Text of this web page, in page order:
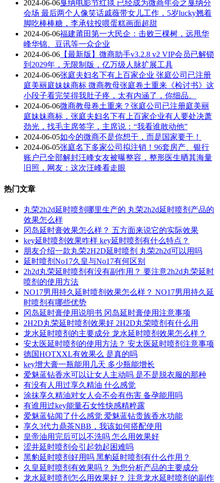
2024-06-06戛纳电影节红毯 已经成为微商年会之戛纳分
会场 最后两个人像笑话戚薇带女儿工作，5岁lucky翘着
脚吃棒棒糖，李承铉投喂蛋糕画面超甜
2024-06-06福建莆田第一大民企：击败三棵树，远甩华
峰华锦、豆讯等一众企业
2024-06-06 【最新版】微商助手v3.2.8 v2 VIP会员已解锁
到2029年，无限制版，亿万级人脉扩展工具
2024-06-06张庭夫妇名下有上百家企业 张庭公司已注册
庭美丽庭妹妹商标 微商教母张庭卷土重来《检讨书》这
小段子看完笑得我肚子疼，太有内涵了，你细品。
2024-06-06微商教母卷土重来？张庭公司已注册庭美丽
庭妹妹商标，张庭夫妇名下有上百家企业有人要处决萧
劲光，找毛主席签字，主席说：“我看谁敢动他”
2024-06-05如今的微商不是你想干，而是国家要干！
2024-06-05张庭名下多家公司拟注销！96套房产、银行
账户已全部解封汪峰女友被曝整容，整形医生晒其海量
旧照，网友：这次汪峰看走眼
热门文章
丸荣2h2d延时喷剂哪里生产的 丸荣2h2d延时喷剂产品的
效果怎么样
冈岛延时膏效果怎么样？ 五方面来说它的实际效果
key延时喷剂效果咋样 key延时喷剂有什么特点？
朋友介绍一款丸荣2H2D延时喷剂 丸荣2h2d可以用吗
延时喷剂No17久皇与No17有何区别
2h2d丸荣延时喷剂有没有副作用？ 要注意2h2d丸荣延时
喷剂的使用方法
NO17男用持久延时喷剂效果怎么样？ NO17男用持久延
时喷剂有哪些优势
冈岛延时膏使用说明书 冈岛延时膏使用注意事项
2H2D丸荣延时喷剂效果好 2H2D丸荣喷剂有什么用
龙水延时喷剂的主要成分 龙水延时喷剂效果怎么样？
安太医延时喷剂的使用方法？ 安太医延时喷剂注意事项
德国HOTXXL有效果么 是真的吗
key增大膏一瓶能用几天 多少瓶能增长
爱魅蓝钻香水可以让女人主动吗 是不是脱衣服的那种
有没有人用过享久精油 什么感觉
涂抹享久精油对女人会不会有伤害 备孕能用吗
有谁用过key能量石女性快感精粹露
爱魅蓝钻闻了什么感觉 爱魅蓝钻贵族香水功能
享久3代力鼎茶NBB，我该如何搭配使用
皇帝油用完后可以不洗吗 怎么用效果好
涩井延时喷剂会引起勃起困难吗
黑豹延时喷剂好用吗 黑豹延时喷剂有什么作用？
久皇延时喷剂有效果吗？ 为您分析产品的主要成分
龙水延时喷剂怎么用效果好？ 注意龙水延时喷剂的副作